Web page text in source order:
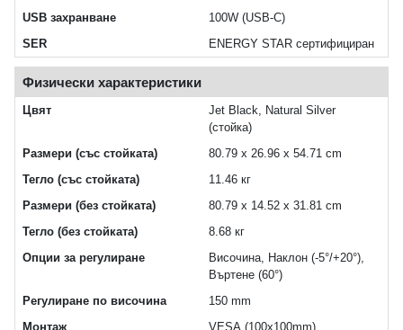
USB захранване
100W (USB-C)
SER
ENERGY STAR сертифициран
Физически характеристики
Цвят
Jet Black, Natural Silver
(стойка)
Размери (със стойката)
80.79 x 26.96 x 54.71 cm
Тегло (със стойката)
11.46 кг
Размери (без стойката)
80.79 x 14.52 x 31.81 cm
Тегло (без стойката)
8.68 кг
Опции за регулиране
Височина, Наклон (-5°/+20°),
Въртене (60°)
Регулиране по височина
150 mm
Монтаж
VESA (100x100mm)